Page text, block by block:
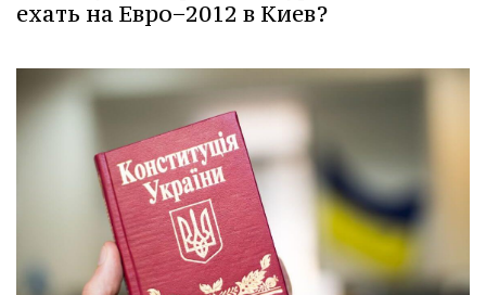
ехать на Евро−2012 в Киев?